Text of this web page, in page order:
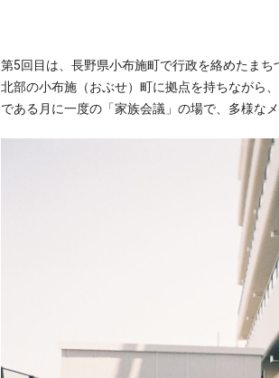
第5回目は、長野県小布施町で行政を絡めたま
北部の小布施（おぶせ）町に拠点を持ちながら
である月に一度の「家族会議」の場で、多様な